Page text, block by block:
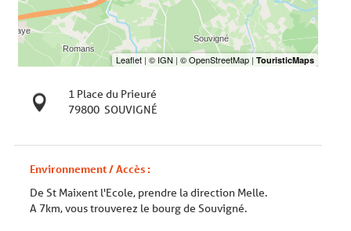
1 Place du Prieuré
79800 SOUVIGNÉ
Environnement / Accès :
De St Maixent l'Ecole, prendre la direction Melle.
A 7km, vous trouverez le bourg de Souvigné.